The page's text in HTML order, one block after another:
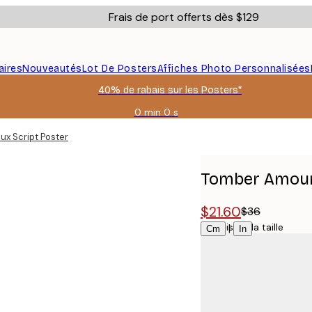
Frais de port offerts dès $129
NouveautésLot De PostersAffiches Photo Personnalisées
40% de rabais sur les Posters*
0 min 0 s
Valable
Script Poster
Tomber
$21.60$36
Cm | In
Choisissez la taille